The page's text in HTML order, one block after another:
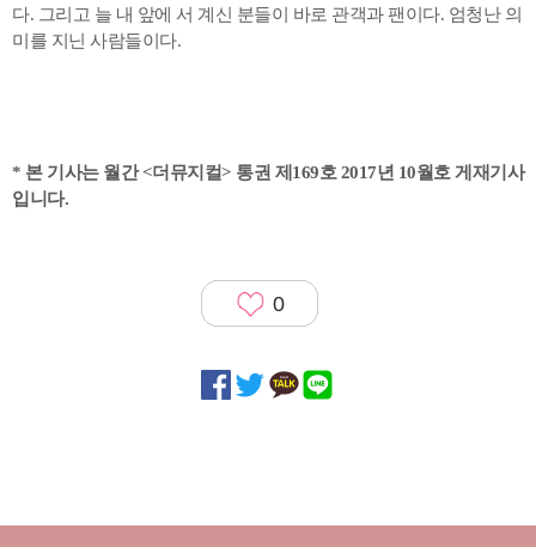
다. 그리고 늘 내 앞에 서 계신 분들이 바로 관객과 팬이다. 엄청난 의
미를 지닌 사람들이다.
* 본 기사는 월간 <더뮤지컬> 통권 제169호 2017년 10월호 게재기사
입니다.
0